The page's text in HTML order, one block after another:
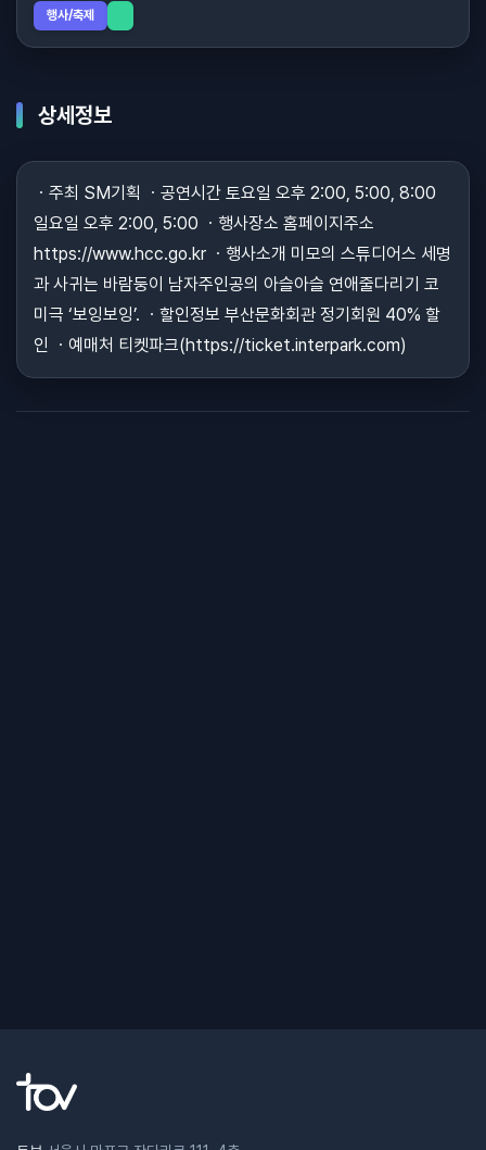
행사/축제
상세정보
ㆍ주최 SM기획 ㆍ공연시간 토요일 오후 2:00, 5:00, 8:00
일요일 오후 2:00, 5:00 ㆍ행사장소 홈페이지주소
https://www.hcc.go.kr ㆍ행사소개 미모의 스튜디어스 세명
과 사귀는 바람둥이 남자주인공의 아슬아슬 연애줄다리기 코
미극 ‘보잉보잉’. ㆍ할인정보 부산문화회관 정기회원 40% 할
인 ㆍ예매처 티켓파크(https://ticket.interpark.com)